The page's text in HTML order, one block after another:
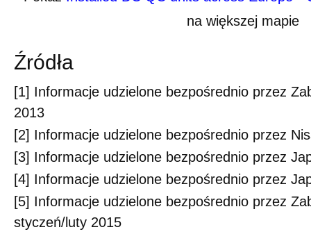
na większej mapie
Źródła
[1] Informacje udzielone bezpośrednio przez
2013
[2] Informacje udzielone bezpośrednio przez
[3] Informacje udzielone bezpośrednio przez
[4] Informacje udzielone bezpośrednio przez
[5] Informacje udzielone bezpośrednio przez
styczeń/luty 2015